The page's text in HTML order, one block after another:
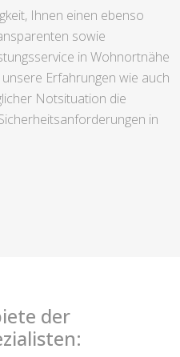
Ihnen einen ebenso
sowie
in Wohnortnähe
Erfahrungen wie auch
Notsituation die
in
der